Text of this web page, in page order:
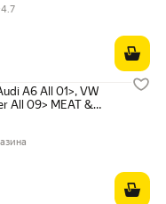
4.7
A6 All 01>, VW
All 09> MEAT &
Пэй 3284 ₽ вместо